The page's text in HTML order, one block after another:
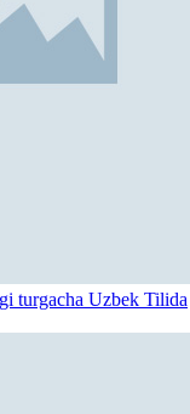
turgacha Uzbek Tilida